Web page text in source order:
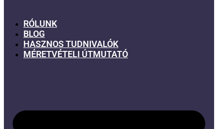
RÓLUNK
BLOG
HASZNOS TUDNIVALÓK
MÉRETVÉTELI ÚTMUTATÓ